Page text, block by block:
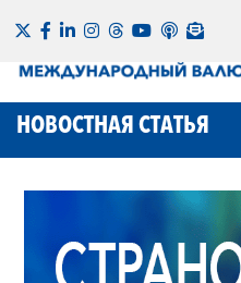
НОВОСТНАЯ СТАТЬЯ